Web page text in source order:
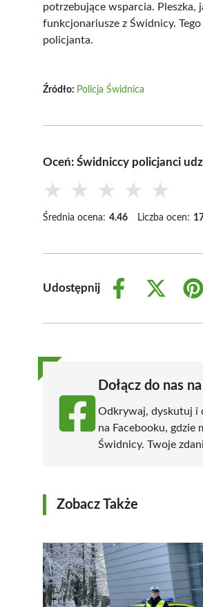
potrzebujące wsparcia. Pleszka,
funkcjonariusze z Świdnicy.
policjanta.
Źródło: Policja Świdnica
Oceń: Świdniccy policjanci
★ ★ ★ ★ ★
Średnia ocena: 4.46 Liczba ocen:
Udostępnij
Share
Share
(Twitter)
Dołącz do nas
Odkrywaj, dyskutuj i
na Facebooku, gdzie
Świdnicy. Twoje
Zobacz Także